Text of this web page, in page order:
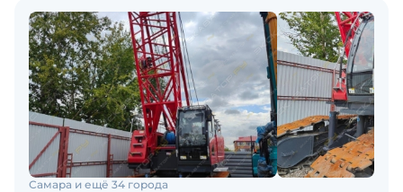
Самара и ещё 34 города